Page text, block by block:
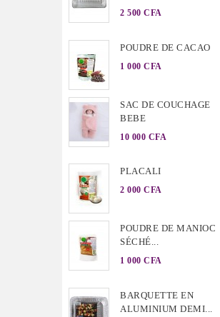
2 500 CFA
POUDRE DE CACAO
1 000 CFA
SAC DE COUCHAGE
BEBE
10 000 CFA
PLACALI
2 000 CFA
POUDRE DE MANIOC
SÉCHÉ...
1 000 CFA
BARQUETTE EN
ALUMINIUM DEMI...